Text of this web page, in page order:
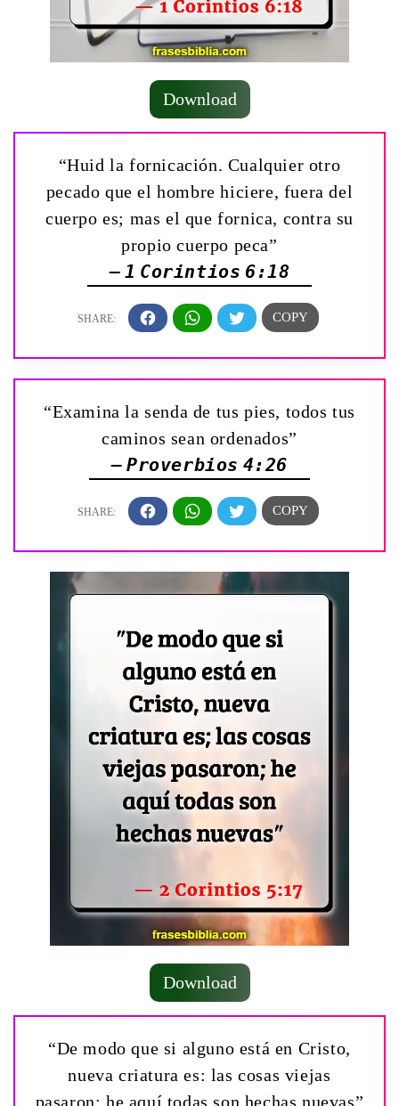
Download
“Huid la fornicación. Cualquier otro
pecado que el hombre hiciere, fuera del
cuerpo es; mas el que fornica, contra su
propio cuerpo peca”
— 1 Corintios 6:18
“Examina la senda de tus pies, todos tus
caminos sean ordenados”
— Proverbios 4:26
Download
“De modo que si alguno está en Cristo,
nueva criatura es: las cosas viejas
pasaron; he aquí todas son hechas nuevas”